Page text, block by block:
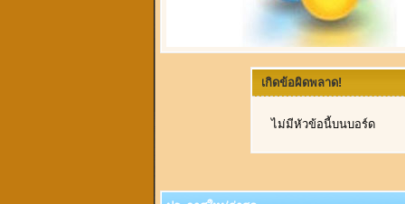
เกิดข้อผิดพลาด!
ไม่มีหัวข้อนี้บนบอร์ด